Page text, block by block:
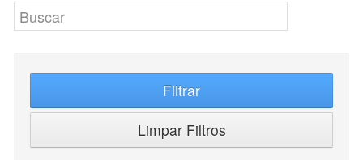
Filtrar
Limpar Filtros